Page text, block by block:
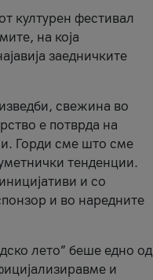
културен фестивал
на која
заедничките
свежина во
е потврда на
Горди сме што сме
тенденции.
и со
и во наредните
лето” беше едно од
и